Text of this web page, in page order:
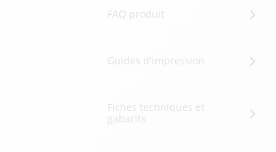
FAQ produit
Guides d'impression
Fiches techniques et
gabarits